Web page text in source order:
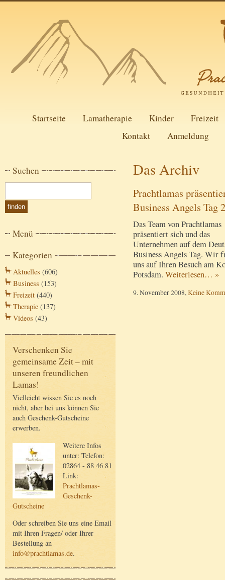
Startseite Lamatherapie Kinder
Freizeit
Kontakt
Anmeldung
Suchen
Menü
Kategorien
Aktuelles (606)
Business (153)
Freizeit (440)
Therapie (137)
Videos (43)
Verschenken Sie
gemeinsame Zeit – mit
unseren freundlichen
Lamas!
Vielleicht wissen Sie es noch
nicht, aber bei uns können Sie
auch Geschenk-Gutscheine
erwerben.
Weitere Infos
unter: Telefon:
02864 - 88 46 81
Link:
Prachtlamas-
Geschenk-
Gutscheine
Oder schreiben Sie uns eine Email
mit Ihren Fragen/ oder Ihrer
Bestellung an
info@prachtlamas.de.
Das Archiv
Prachtlamas
Business Angels Tag
Das Team von Prachtlamas
präsentiert sich und das
Unternehmen auf dem
Business Angels Tag. Wir
uns auf Ihren Besuch am
Potsdam. Weiterlesen… »
9. November 2008,Keine